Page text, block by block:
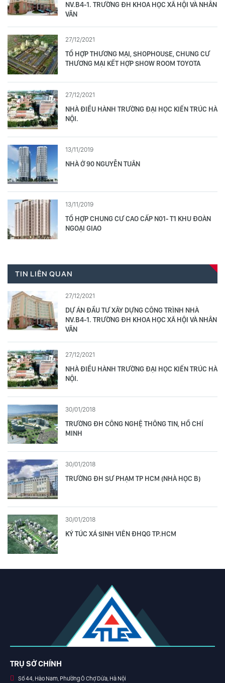
NV.B4-1. TRƯỜNG ĐH KHOA HỌC XÃ HỘI VÀ NHÂN
VĂN
27/12/2021
TỔ HỢP THƯƠNG MẠI, SHOPHOUSE, CHUNG CƯ
THƯƠNG MẠI KẾT HỢP SHOW ROOM TOYOTA
27/12/2021
NHÀ ĐIỀU HÀNH TRƯỜNG ĐẠI HỌC KIẾN TRÚC HÀ
NỘI.
13/11/2019
NHÀ Ở 90 NGUYỄN TUÂN
13/11/2019
TỔ HỢP CHUNG CƯ CAO CẤP N01- T1 KHU ĐOÀN
NGOẠI GIAO
TIN LIÊN QUAN
27/12/2021
DỰ ÁN ĐẦU TƯ XÂY DỰNG CÔNG TRÌNH NHÀ
NV.B4-1. TRƯỜNG ĐH KHOA HỌC XÃ HỘI VÀ NHÂN
VĂN
27/12/2021
NHÀ ĐIỀU HÀNH TRƯỜNG ĐẠI HỌC KIẾN TRÚC HÀ
NỘI.
30/01/2018
TRƯỜNG ĐH CÔNG NGHỆ THÔNG TIN, HỒ CHÍ
MINH
30/01/2018
TRƯỜNG ĐH SƯ PHẠM TP HCM (NHÀ HỌC B)
30/01/2018
KÝ TÚC XÁ SINH VIÊN ĐHQG TP.HCM
TRỤ SỞ CHÍNH
Số 44, Hào Nam, Phường Ô Chợ Dừa, Hà Nội